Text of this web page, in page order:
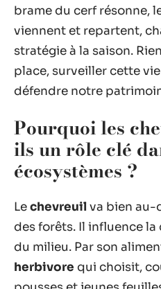
brame du cerf résonne,
viennent et repartent,
stratégie à la saison.
place, surveiller cette
défendre notre
Pourquoi les
ils un rôle clé
écosystèmes ?
Lechevreuilva bien au-
des forêts. Il influence
du milieu. Par son
herbivore qui choisit,